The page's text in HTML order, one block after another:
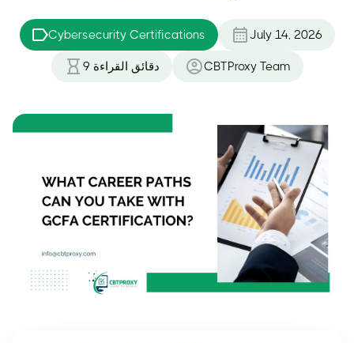
Cybersecurity Certifications July 14, 2026
9 دقائق القراءة CBTProxy Team